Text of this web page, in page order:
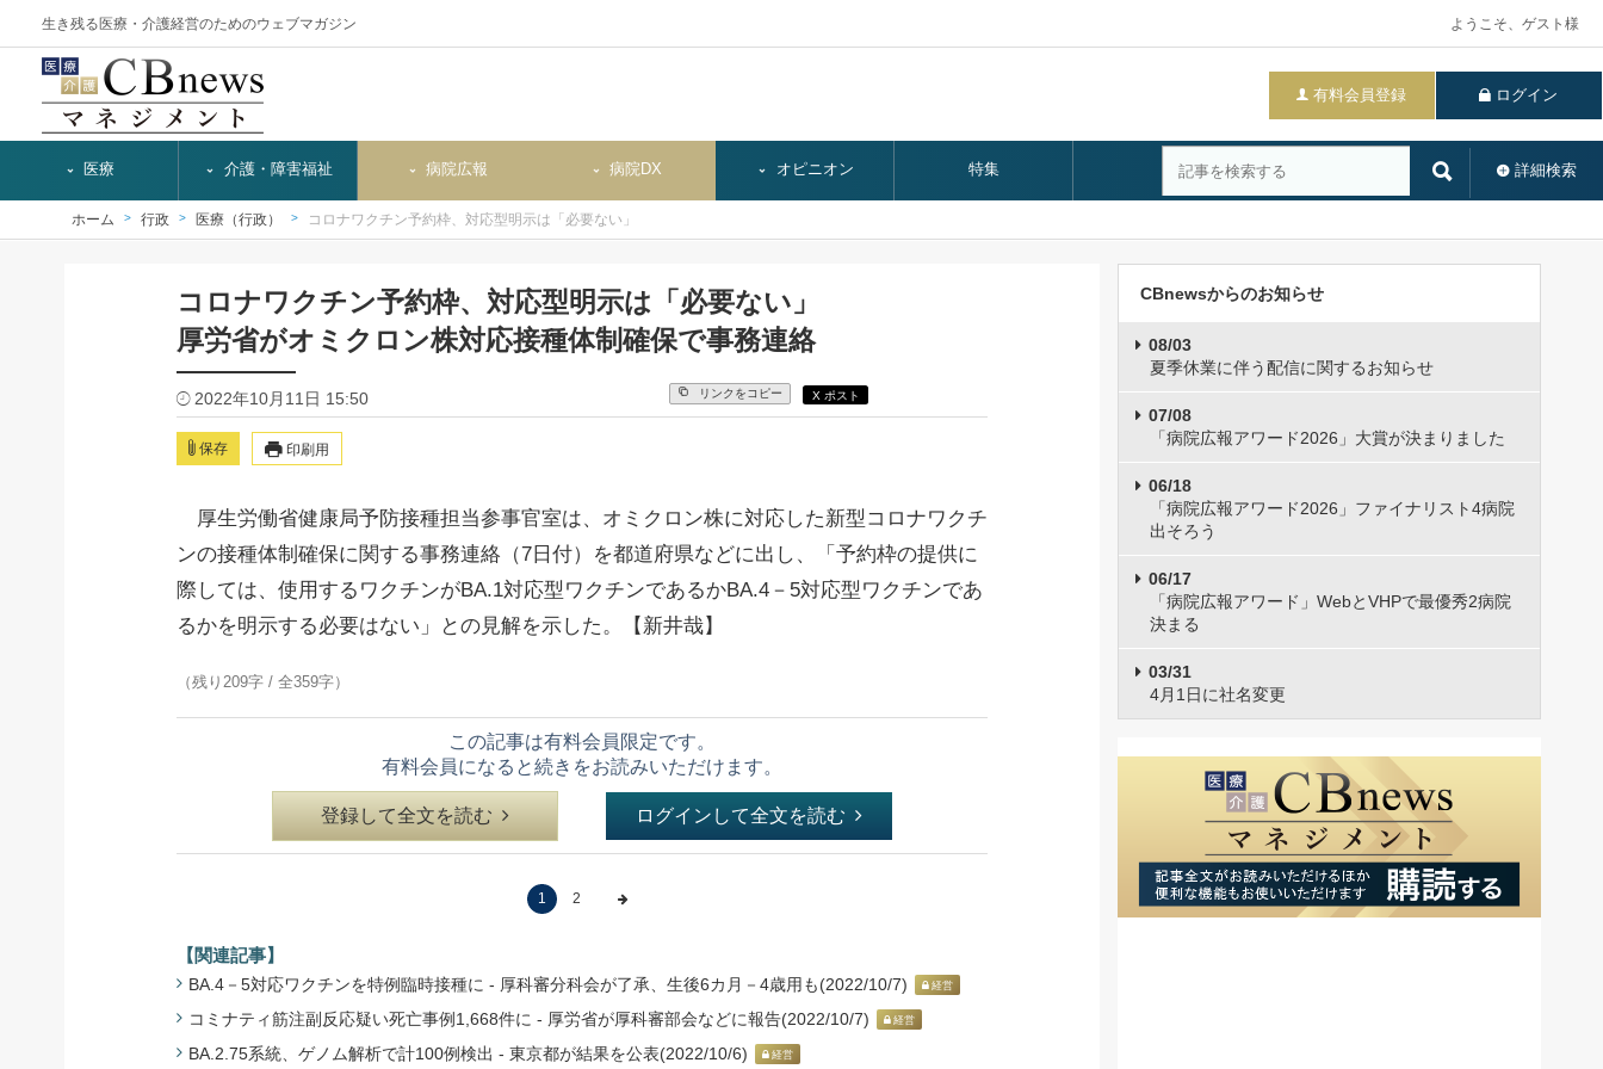
生き残る医療・介護経営のためのウェブマガジン ようこそ、ゲスト様
有料会員登録 ログイン
詳細検索
医療 介護・障害福祉 病院広報 病院DX オピニオン 特集
ホーム 行政 医療（行政） コロナワクチン予約枠、対応型明示は「必要ない」
コロナワクチン予約枠、対応型明示は「必要ない」
厚労省がオミクロン株対応接種体制確保で事務連絡
2022年10月11日 15:50 リンクをコピー X ポスト
保存 印刷用
厚生労働省健康局予防接種担当参事官室は、オミクロン株に対応した新型コロナワクチ
ンの接種体制確保に関する事務連絡（7日付）を都道府県などに出し、「予約枠の提供に
際しては、使用するワクチンがBA.1対応型ワクチンであるかBA.4－5対応型ワクチンであ
るかを明示する必要はない」との見解を示した。【新井哉】
（残り209字 / 全359字）
この記事は有料会員限定です。
有料会員になると続きをお読みいただけます。
登録して全文を読む ログインして全文を読む
1 2
【関連記事】
BA.4－5対応ワクチンを特例臨時接種に - 厚科審分科会が了承、生後6カ月－4歳用も(2022/10/7) 経営
コミナティ筋注副反応疑い死亡事例1,668件に - 厚労省が厚科審部会などに報告(2022/10/7) 経営
BA.2.75系統、ゲノム解析で計100例検出 - 東京都が結果を公表(2022/10/6) 経営
CBnewsからのお知らせ
08/03
夏季休業に伴う配信に関するお知らせ
07/08
「病院広報アワード2026」大賞が決まりました
06/18
「病院広報アワード2026」ファイナリスト4病院
出そろう
06/17
「病院広報アワード」WebとVHPで最優秀2病院
決まる
03/31
4月1日に社名変更